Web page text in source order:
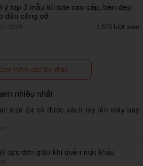
ý top 3 mẫu túi tote cao cấp, bền đẹp
dân công sở
1,570 lượt xem
thêm các tin khác
nhiều nhất
size 24 có được xách tay lên máy bay
cực đơn giản khi quên mật khẩu